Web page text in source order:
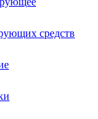
средств